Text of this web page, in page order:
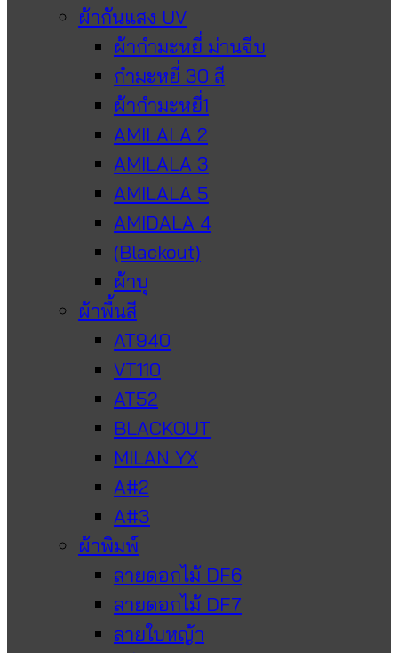
ผ้ากันแสง UV
ผ้ากำมะหยี่ ม่านจีบ
กำมะหยี่ 30 สี
ผ้ากำมะหยี่1
AMILALA 2
AMILALA 3
AMILALA 5
AMIDALA 4
(Blackout)
ผ้าบุ
ผ้าพื้นสี
AT940
VT110
AT52
BLACKOUT
MILAN YX
A#2
A#3
ผ้าพิมพ์
ลายดอกไม้ DF6
ลายดอกไม้ DF7
ลายใบหญ้า